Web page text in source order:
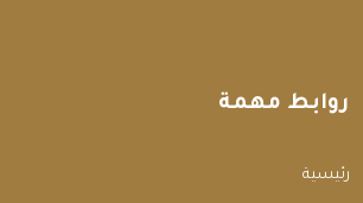
روابط مهمة
الرئيسية